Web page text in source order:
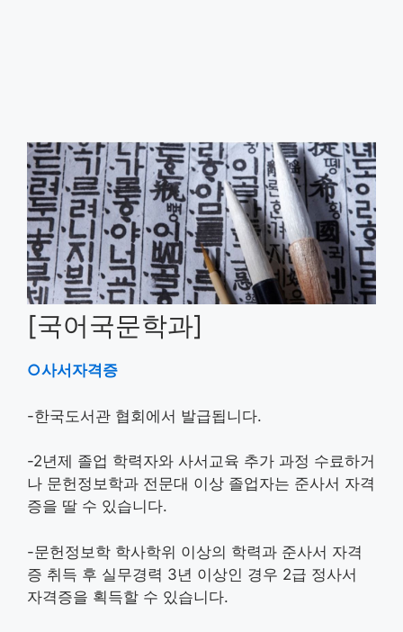
[국어국문학과]
○사서자격증
-한국도서관 협회에서 발급됩니다.
-2년제 졸업 학력자와 사서교육 추가 과정 수료하거
나 문헌정보학과 전문대 이상 졸업자는 준사서 자격
증을 딸 수 있습니다.
-문헌정보학 학사학위 이상의 학력과 준사서 자격
증 취득 후 실무경력 3년 이상인 경우 2급 정사서
자격증을 획득할 수 있습니다.